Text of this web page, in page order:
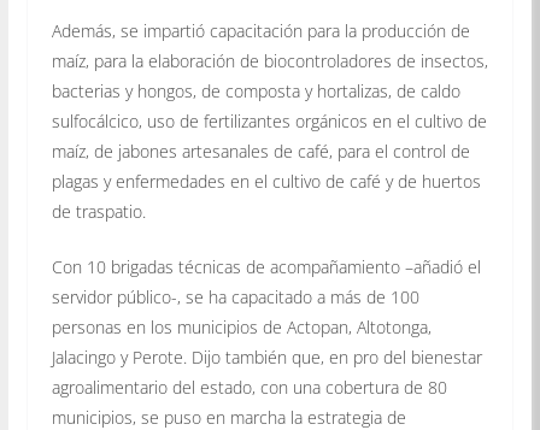
Además, se impartió capacitación para la producción de
maíz, para la elaboración de biocontroladores de insectos,
bacterias y hongos, de composta y hortalizas, de caldo
sulfocálcico, uso de fertilizantes orgánicos en el cultivo de
maíz, de jabones artesanales de café, para el control de
plagas y enfermedades en el cultivo de café y de huertos
de traspatio.
Con 10 brigadas técnicas de acompañamiento –añadió el
servidor público-, se ha capacitado a más de 100
personas en los municipios de Actopan, Altotonga,
Jalacingo y Perote. Dijo también que, en pro del bienestar
agroalimentario del estado, con una cobertura de 80
municipios, se puso en marcha la estrategia de